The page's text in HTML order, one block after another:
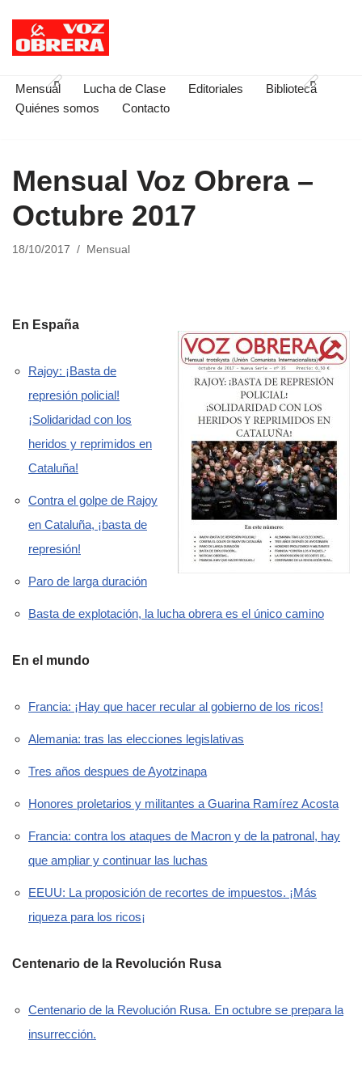
Saltar
contenido
Mensual Lucha de Clase Editoriales
Biblioteca
Quiénes somos
Contacto
Mensual Voz Obrera –
Octubre 2017
18/10/2017 Mensual
En España
Rajoy: ¡Basta de
represión policial!
¡Solidaridad con los
heridos y reprimidos en
Cataluña!
Contra el golpe de Rajoy
en Cataluña, ¡basta de
represión!
Paro de larga duración
Basta de explotación, la lucha obrera es el único camino
En el mundo
Francia: ¡Hay que hacer recular al gobierno de los ricos!
Alemania: tras las elecciones legislativas
Tres años despues de Ayotzinapa
Honores proletarios y militantes a Guarina Ramírez Acosta
Francia: contra los ataques de Macron y de la patronal, hay
que ampliar y continuar las luchas
EEUU: La proposición de recortes de impuestos. ¡Más
riqueza para los ricos¡
Centenario de la Revolución Rusa
Centenario de la Revolución Rusa. En octubre se prepara la
insurrección.